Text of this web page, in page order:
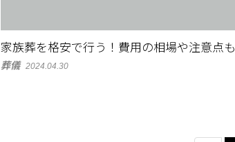
家族葬を格安で行う！費用の相場や注意点も
葬儀 2024.04.30